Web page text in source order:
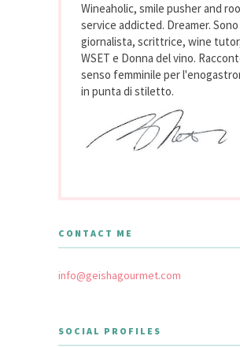
Wineaholic, smile pusher and
service addicted. Dreamer. Sono
giornalista, scrittrice, wine
WSET e Donna del vino.
senso femminile per
in punta di stiletto.
CONTACT ME
info@geishagourmet.com
SOCIAL PROFILES